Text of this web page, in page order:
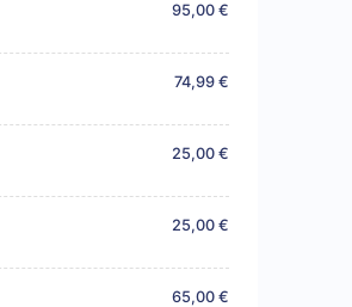
95,00 €
74,99 €
25,00 €
25,00 €
65,00 €